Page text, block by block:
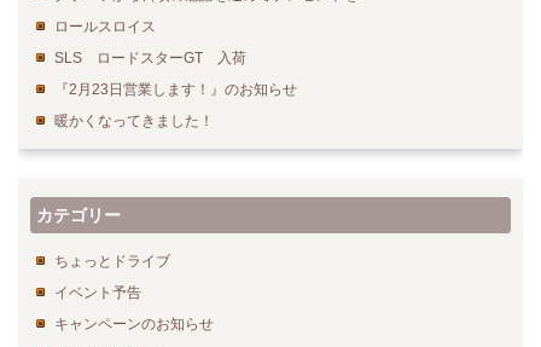
ロールスロイス
SLS ロードスターGT 入荷
『2月23日営業します！』のお知らせ
暖かくなってきました！
カテゴリー
ちょっとドライブ
イベント予告
キャンペーンのお知らせ